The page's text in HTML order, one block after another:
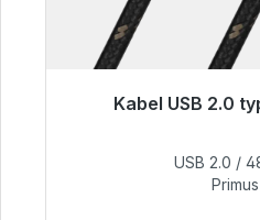
Kabel USB 2.0
Gotowy do
USB 2.0 /